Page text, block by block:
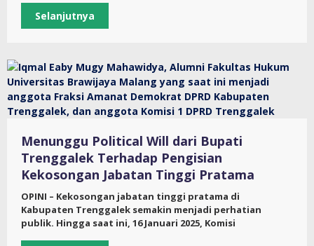
Selanjutnya
Menunggu Political Will dari Bupati
Trenggalek Terhadap Pengisian
Kekosongan Jabatan Tinggi Pratama
OPINI – Kekosongan jabatan tinggi pratama di
Kabupaten Trenggalek semakin menjadi perhatian
publik. Hingga saat ini, 16 Januari 2025, Komisi